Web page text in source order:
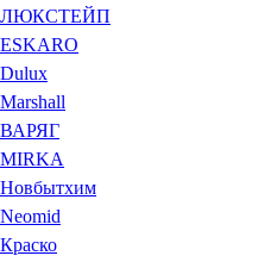
ЛЮКСТЕЙП
ESKARO
Dulux
Marshall
ВАРЯГ
MIRKA
Новбытхим
Neomid
Краско